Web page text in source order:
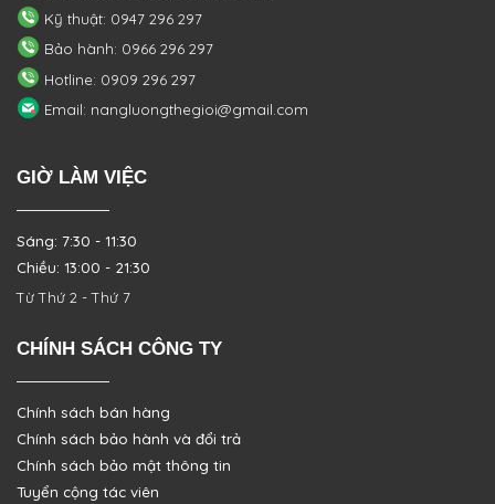
Kỹ thuật: 0947 296 297
Bảo hành: 0966 296 297
Hotline: 0909 296 297
Email: nangluongthegioi@gmail.com
GIỜ LÀM VIỆC
Sáng: 7:30 - 11:30
Chiều: 13:00 - 21:30
Từ Thứ 2 - Thứ 7
CHÍNH SÁCH CÔNG TY
Chính sách bán hàng
Chính sách bảo hành và đổi trả
Chính sách bảo mật thông tin
Tuyển cộng tác viên